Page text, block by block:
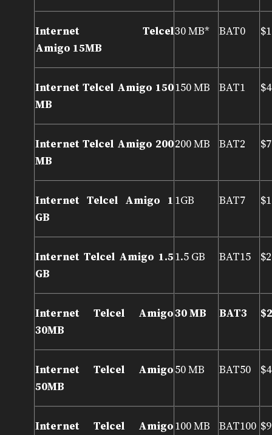
Internet Telcel
Amigo 15MB
30 MB* BAT0
Internet Telcel Amigo 150
MB
150 MB BAT1
Internet Telcel Amigo 200
MB
200 MB BAT2
Internet Telcel Amigo 1
GB
1GB BAT7
Internet Telcel Amigo 1.5
GB
1.5 GB BAT15
Internet Telcel Amigo
30MB
30 MB BAT3
Internet Telcel Amigo
50MB
50 MB BAT50
Internet Telcel Amigo100 MB BAT100